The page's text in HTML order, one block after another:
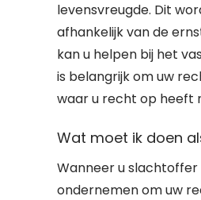
levensvreugde. Dit
afhankelijk van de
kan u helpen bij het
is belangrijk om uw
waar u recht op heeft
Wat moet ik doen
Wanneer u
ondernemen om uw